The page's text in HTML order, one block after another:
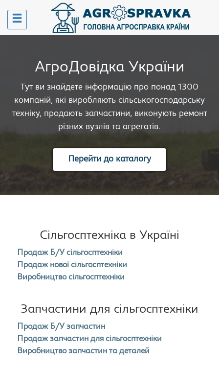
АгроДовідка України
Тут ви знайдете інформацію про понад 1300
компаній, які виробляють сільськогосподарську
техніку, продають запчастини, виконують ремонт
різних вузлів та агрегатів.
Перейти до каталогу
Сільгосптехніка в Україні
Продаж Б/У сільгосптехніки
Продаж нової сільгосптехніки
Виробництво сільгосптехніки
Запчастини для сільгосптехніки
Продаж Б/У запчастин
Продаж запчастин для сільгосптехніки
Виробництво запчастин та деталей